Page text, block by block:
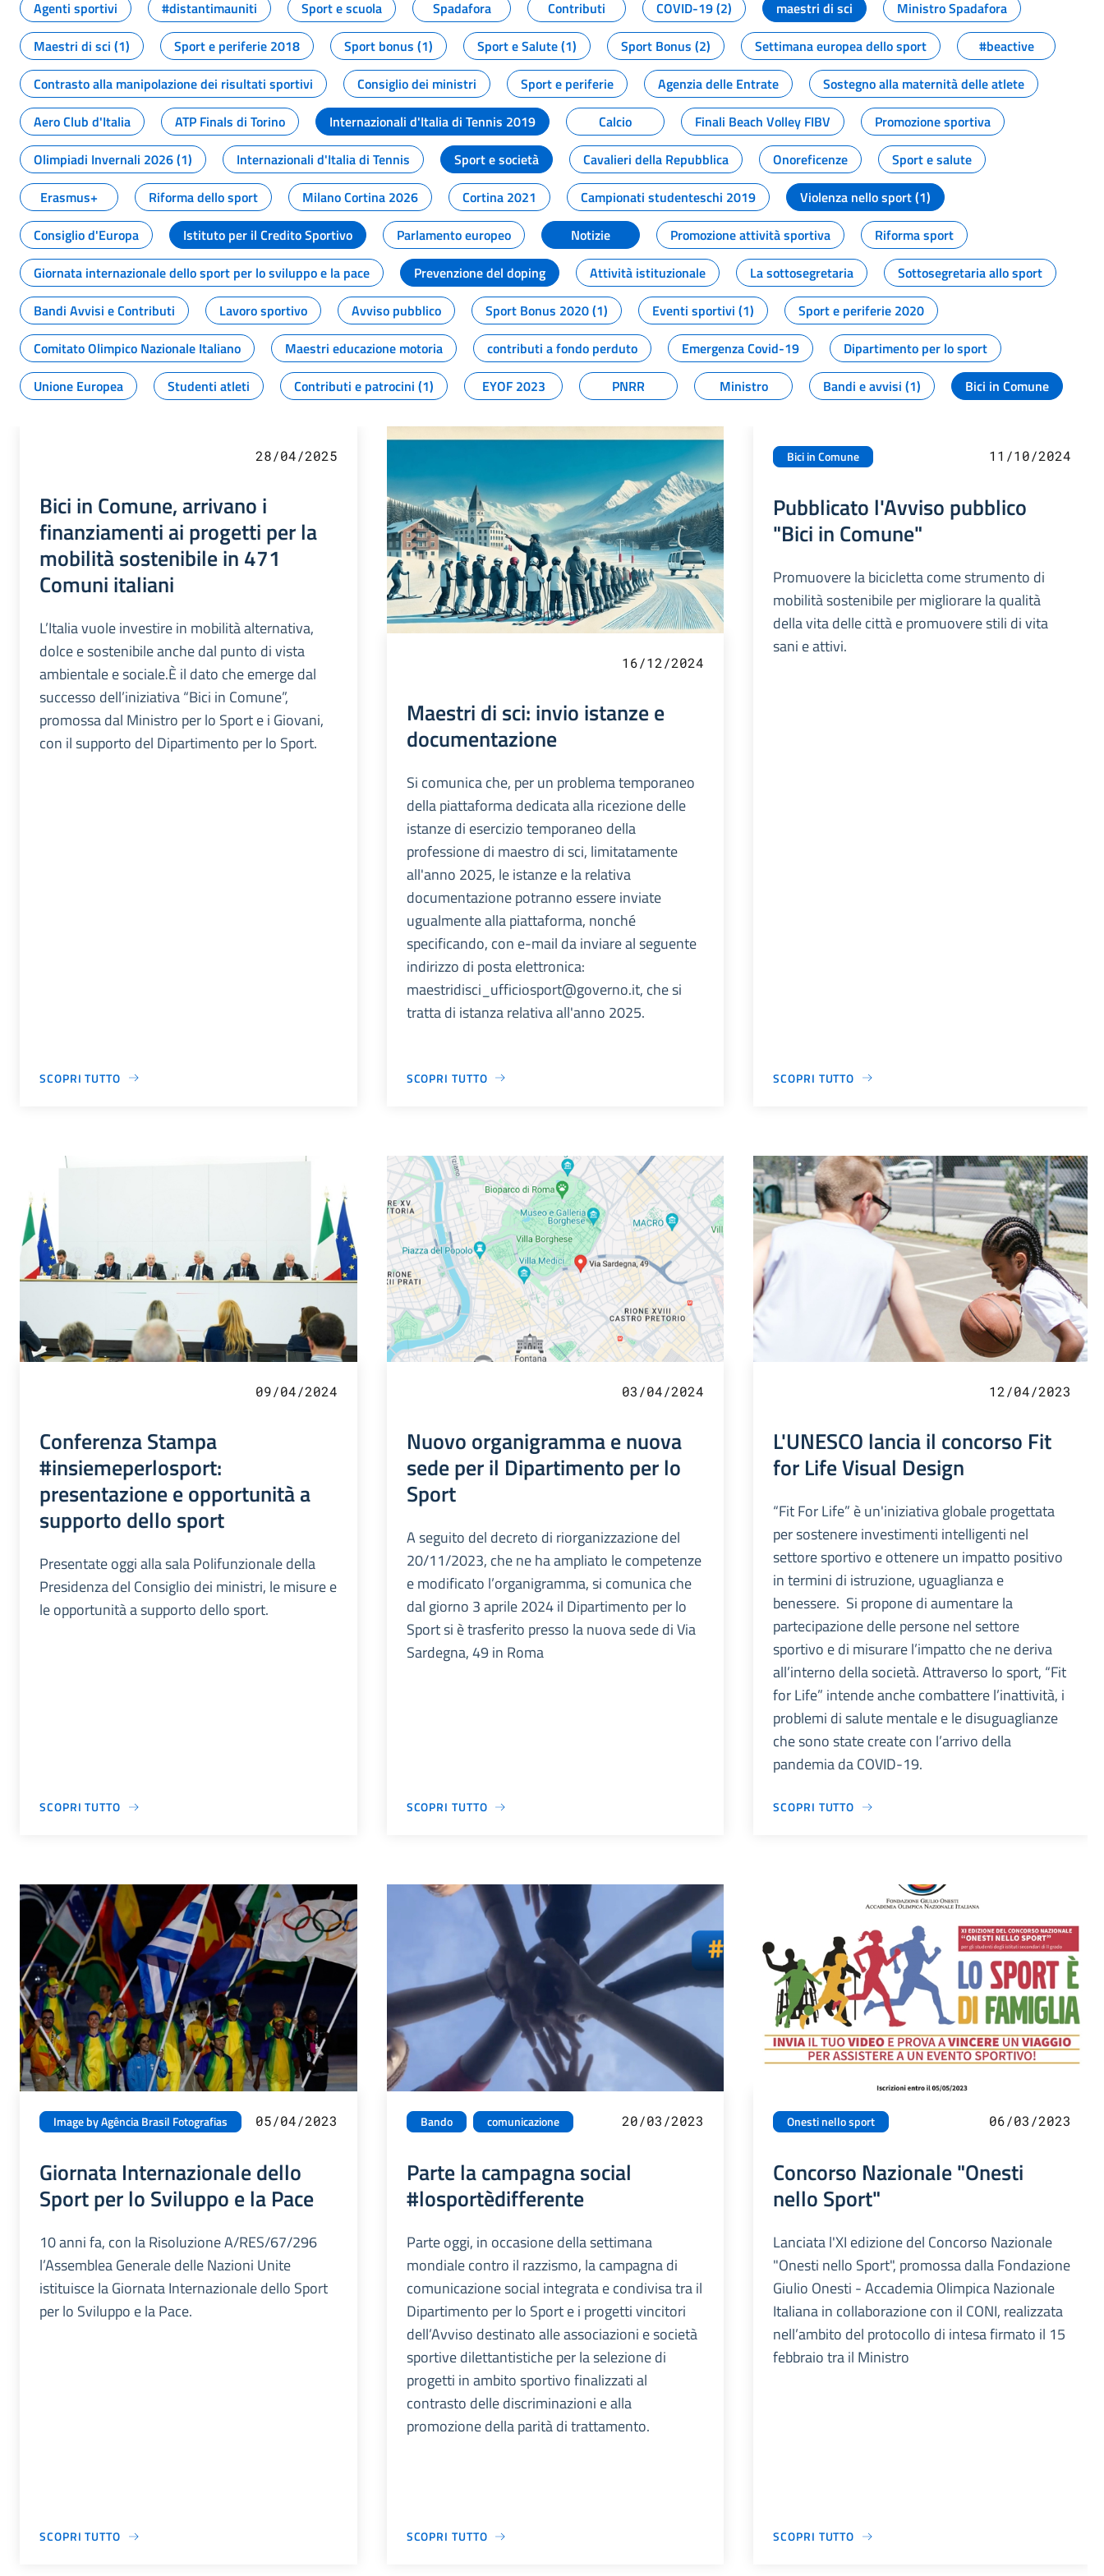
Agenti sportivi
#distantimauniti Sport e scuola Spadafora Contributi COVID-19 (2) maestri di sci
Ministro Spadafora
Maestri di sci (1)
Sport e periferie 2018 Sport bonus (1) Sport e Salute (1) Sport Bonus (2) Settimana europea dello sport
#beactive
Contrasto alla manipolazione dei risultati sportivi
Consiglio dei ministri Sport e periferie Agenzia delle Entrate
Sostegno alla maternità delle atlete
Aero Club d'Italia
ATP Finals di Torino Internazionali d'Italia di Tennis 2019 Calcio Finali Beach Volley FIBV
Promozione sportiva
Olimpiadi Invernali 2026 (1)
Internazionali d'Italia di Tennis Sport e società Cavalieri della Repubblica Onoreficenze
Sport e salute
Erasmus+
Riforma dello sport Milano Cortina 2026 Cortina 2021 Campionati studenteschi 2019
Violenza nello sport (1)
Consiglio d'Europa
Istituto per il Credito Sportivo Parlamento europeo Notizie Promozione attività sportiva
Riforma sport
Giornata internazionale dello sport per lo sviluppo e la pace
Prevenzione del doping Attività istituzionale La sottosegretaria
Sottosegretaria allo sport
Bandi Avvisi e Contributi
Lavoro sportivo Avviso pubblico Sport Bonus 2020 (1) Eventi sportivi (1)
Sport e periferie 2020
Comitato Olimpico Nazionale Italiano
Maestri educazione motoria contributi a fondo perduto Emergenza Covid-19
Dipartimento per lo sport
Unione Europea
Studenti atleti Contributi e patrocini (1) EYOF 2023 PNRR Ministro Bandi e avvisi (1) Bici in Comune
28/04/2025
Bici in Comune, arrivano i
finanziamenti ai progetti per la
mobilità sostenibile in 471
Comuni italiani
L’Italia vuole investire in mobilità alternativa,
dolce e sostenibile anche dal punto di vista
ambientale e sociale.È il dato che emerge dal
successo dell’iniziativa “Bici in Comune”,
promossa dal Ministro per lo Sport e i Giovani,
con il supporto del Dipartimento per lo Sport.
SCOPRI TUTTO
16/12/2024
Maestri di sci: invio istanze e
documentazione
Si comunica che, per un problema temporaneo
della piattaforma dedicata alla ricezione delle
istanze di esercizio temporaneo della
professione di maestro di sci, limitatamente
all'anno 2025, le istanze e la relativa
documentazione potranno essere inviate
ugualmente alla piattaforma, nonché
specificando, con e-mail da inviare al seguente
indirizzo di posta elettronica:
maestridisci_ufficiosport@governo.it, che si
tratta di istanza relativa all'anno 2025.
SCOPRI TUTTO
Bici in Comune 11/10/2024
Pubblicato l'Avviso pubblico
"Bici in Comune"
Promuovere la bicicletta come strumento di
mobilità sostenibile per migliorare la qualità
della vita delle città e promuovere stili di vita
sani e attivi.
SCOPRI TUTTO
09/04/2024
Conferenza Stampa
#insiemeperlosport:
presentazione e opportunità a
supporto dello sport
Presentate oggi alla sala Polifunzionale della
Presidenza del Consiglio dei ministri, le misure e
le opportunità a supporto dello sport.
SCOPRI TUTTO
03/04/2024
Nuovo organigramma e nuova
sede per il Dipartimento per lo
Sport
A seguito del decreto di riorganizzazione del
20/11/2023, che ne ha ampliato le competenze
e modificato l’organigramma, si comunica che
dal giorno 3 aprile 2024 il Dipartimento per lo
Sport si è trasferito presso la nuova sede di Via
Sardegna, 49 in Roma
SCOPRI TUTTO
12/04/2023
L'UNESCO lancia il concorso Fit
for Life Visual Design
“Fit For Life” è un'iniziativa globale progettata
per sostenere investimenti intelligenti nel
settore sportivo e ottenere un impatto positivo
in termini di istruzione, uguaglianza e
benessere. Si propone di aumentare la
partecipazione delle persone nel settore
sportivo e di misurare l’impatto che ne deriva
all’interno della società. Attraverso lo sport, “Fit
for Life” intende anche combattere l’inattività, i
problemi di salute mentale e le disuguaglianze
che sono state create con l’arrivo della
pandemia da COVID-19.
SCOPRI TUTTO
Image by Agência Brasil Fotografias 05/04/2023
Giornata Internazionale dello
Sport per lo Sviluppo e la Pace
10 anni fa, con la Risoluzione A/RES/67/296
l’Assemblea Generale delle Nazioni Unite
istituisce la Giornata Internazionale dello Sport
per lo Sviluppo e la Pace.
SCOPRI TUTTO
Bando comunicazione 20/03/2023
Parte la campagna social
#losportèdifferente
Parte oggi, in occasione della settimana
mondiale contro il razzismo, la campagna di
comunicazione social integrata e condivisa tra il
Dipartimento per lo Sport e i progetti vincitori
dell’Avviso destinato alle associazioni e società
sportive dilettantistiche per la selezione di
progetti in ambito sportivo finalizzati al
contrasto delle discriminazioni e alla
promozione della parità di trattamento.
SCOPRI TUTTO
Onesti nello sport 06/03/2023
Concorso Nazionale "Onesti
nello Sport"
Lanciata l'XI edizione del Concorso Nazionale
"Onesti nello Sport", promossa dalla Fondazione
Giulio Onesti - Accademia Olimpica Nazionale
Italiana in collaborazione con il CONI, realizzata
nell’ambito del protocollo di intesa firmato il 15
febbraio tra il Ministro
SCOPRI TUTTO